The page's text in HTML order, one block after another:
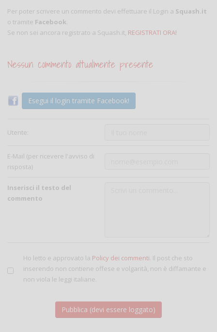
Per poter scrivere un commento devi effettuare il Login a Squash.it
o tramite Facebook.
Se non sei ancora registrato a Squash.it, REGISTRATI ORA!
Nessun commento attualmente presente
Esegui il login tramite Facebook!
Utente:
E-Mail (per ricevere l'avviso di
risposta)
Inserisci il testo del
commento
Ho letto e approvato la Policy dei commenti. Il post che sto
inserendo non contiene offese e volgarità, non è diffamante e
non viola le leggi italiane.